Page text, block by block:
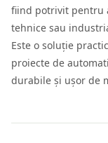
fiind potrivit pentru
tehnice sau
Este o soluție
proiecte de
durabile și ușor de